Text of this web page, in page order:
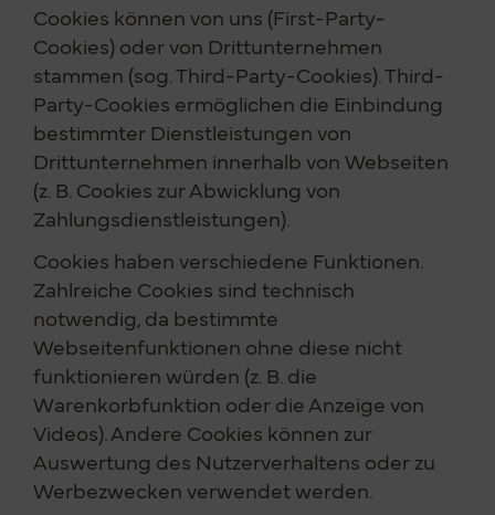
Cookies können von uns (First-Party-
Cookies) oder von Drittunternehmen
stammen (sog. Third-Party-Cookies). Third-
Party-Cookies ermöglichen die Einbindung
bestimmter Dienstleistungen von
Drittunternehmen innerhalb von Webseiten
(z. B. Cookies zur Abwicklung von
Zahlungsdienstleistungen).
Cookies haben verschiedene Funktionen.
Zahlreiche Cookies sind technisch
notwendig, da bestimmte
Webseitenfunktionen ohne diese nicht
funktionieren würden (z. B. die
Warenkorbfunktion oder die Anzeige von
Videos). Andere Cookies können zur
Auswertung des Nutzerverhaltens oder zu
Werbezwecken verwendet werden.